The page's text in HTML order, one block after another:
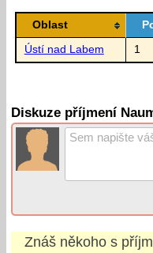
Oblast
Ústí nad Labem 1
Diskuze příjmení
Znáš někoho s